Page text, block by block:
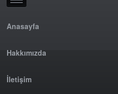
Anasayfa
Hakkımızda
İletişim